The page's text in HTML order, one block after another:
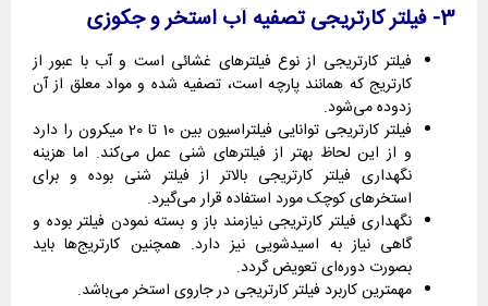
3- فیلتر کارتریجی تصفیه آب استخر و جکوزی
فیلتر کارتریجی از نوع فیلترهای غشائی است و آب با عبور از
کارتریج که همانند پارچه است، تصفیه شده و مواد معلق از آن
زدوده می‌شود.
فیلتر کارتریجی توانایی فیلتراسیون بین 10 تا 20 میکرون را دارد
و از این لحاظ بهتر از فیلترهای شنی عمل می‌کند. اما هزینه
نگهداری فیلتر کارتریجی بالاتر از فیلتر شنی بوده و برای
استخرهای کوچک مورد استفاده قرار می‌گیرد.
نگهداری فیلتر کارتریجی نیازمند باز و بسته نمودن فیلتر بوده و
گاهی نیاز به اسیدشویی نیز دارد. همچنین کارتریج‌ها باید
بصورت دوره‌ای تعویض گردد.
مهمترین کاربرد فیلتر کارتریجی در جاروی استخر می‌باشد.